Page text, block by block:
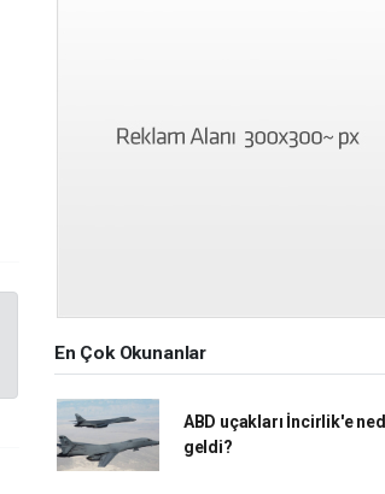
En Çok Okunanlar
ABD uçakları İncirlik'e
geldi?